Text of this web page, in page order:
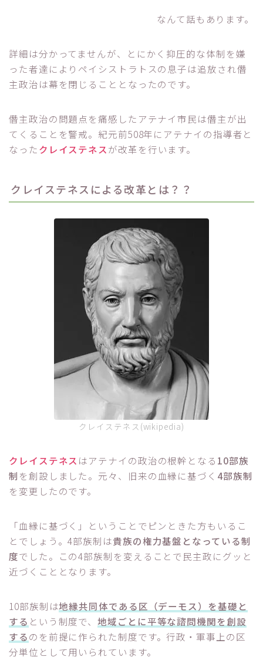
なんて話もあります。
詳細は分かってませんが、とにかく抑圧的な体制を嫌
った者達によりペイシストラトスの息子は追放され僭
主政治は幕を閉じることとなったのです。
僭主政治の問題点を痛感したアテナイ市民は僭主が出
てくることを警戒。紀元前508年にアテナイの指導者と
なったクレイステネスが改革を行います。
クレイステネスによる改革とは？？
クレイステネス(wikipedia)
クレイステネス はアテナイの政治の根幹となる 10部族
制 を創設しました。元々、旧来の血縁に基づく 4部族制
を変更したのです。
「血縁に基づく」ということでピンときた方もいるこ
とでしょう。4部族制は貴族の権力基盤となっている制
度でした。この4部族制を変えることで民主政にグッと
近づくこととなります。
10部族制は地縁共同体である区（デーモス）を基礎と
する という制度で、地域ごとに平等な諮問機関を創設
するのを前提に作られた制度です。行政・軍事上の区
分単位として用いられています。